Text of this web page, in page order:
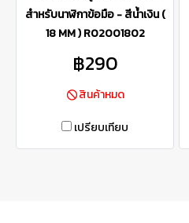
สำหรับนาฬิกาข้อมือ - สีน้ำเงิน (
18 MM ) R02001802
฿290
สินค้าหมด
เปรียบเทียบ